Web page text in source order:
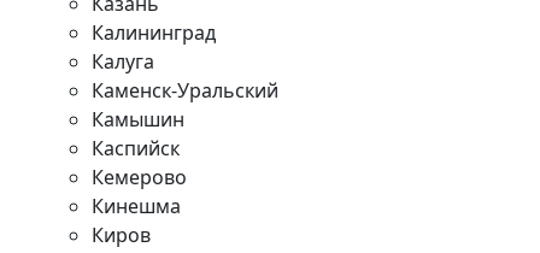
Калининград
Калуга
Каменск-Уральский
Камышин
Каспийск
Кемерово
Кинешма
Киров